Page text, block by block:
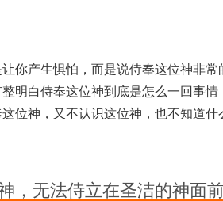
你产生惧怕，而是说侍奉这位神非
明白侍奉这位神到底是怎么一回事情
位神，又不认识这位神，也不知道
，无法侍立在圣洁的神面前